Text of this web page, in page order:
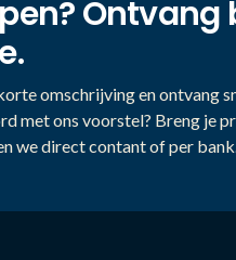
Ontvang
omschrijving en ontvang
met ons voorstel? Breng je
we direct contant of per